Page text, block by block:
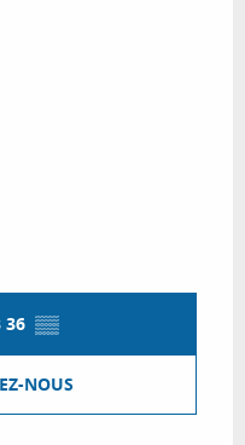
36 ▒▒
NOUS